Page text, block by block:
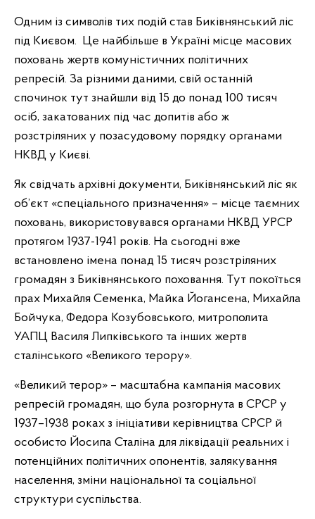
Одним із символів тих подій став Биківнянський ліс
під Києвом. Це найбільше в Україні місце масових
поховань жертв комуністичних політичних
репресій. За різними даними, свій останній
спочинок тут знайшли від 15 до понад 100 тисяч
осіб, закатованих під час допитів або ж
розстріляних у позасудовому порядку органами
НКВД у Києві.
Як свідчать архівні документи, Биківнянський ліс як
об’єкт «спеціального призначення» – місце таємних
поховань, використовувався органами НКВД УРСР
протягом 1937-1941 років. На сьогодні вже
встановлено імена понад 15 тисяч розстріляних
громадян з Биківнянського поховання. Тут покоїться
прах Михайля Семенка, Майка Йогансена, Михайла
Бойчука, Федора Козубовського, митрополита
УАПЦ Василя Липківського та інших жертв
сталінського «Великого терору».
«Великий терор» – масштабна кампанія масових
репресій громадян, що була розгорнута в СРСР у
1937–1938 роках з ініціативи керівництва СРСР й
особисто Йосипа Сталіна для ліквідації реальних і
потенційних політичних опонентів, залякування
населення, зміни національної та соціальної
структури суспільства.